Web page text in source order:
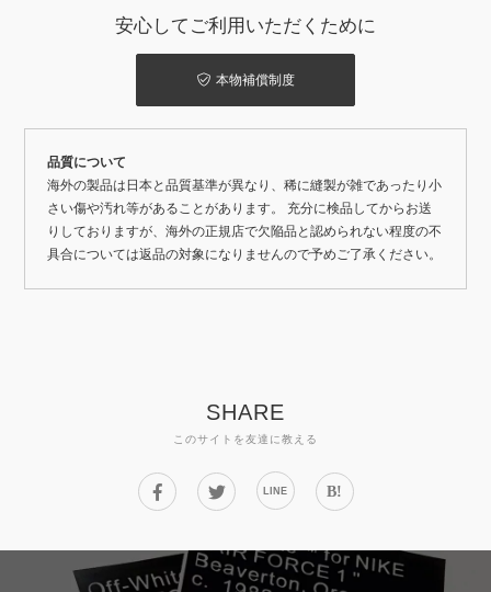
安心してご利用いただくために
本物補償制度
品質について
海外の製品は日本と品質基準が異なり、稀に縫製が雑であったり小
さい傷や汚れ等があることがあります。 充分に検品してからお送
りしておりますが、海外の正規店で欠陥品と認められない程度の不
具合については返品の対象になりませんので予めご了承ください。
SHARE
このサイトを友達に教える
LINE B!